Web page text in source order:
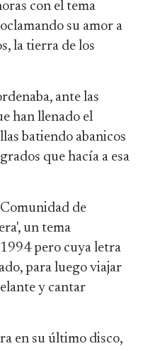
con el tema
su amor a
la tierra de los
ante las
han llenado el
batiendo abanicos
que hacía a esa
de
un tema
pero cuya letra
para luego viajar
y cantar
en su último disco,